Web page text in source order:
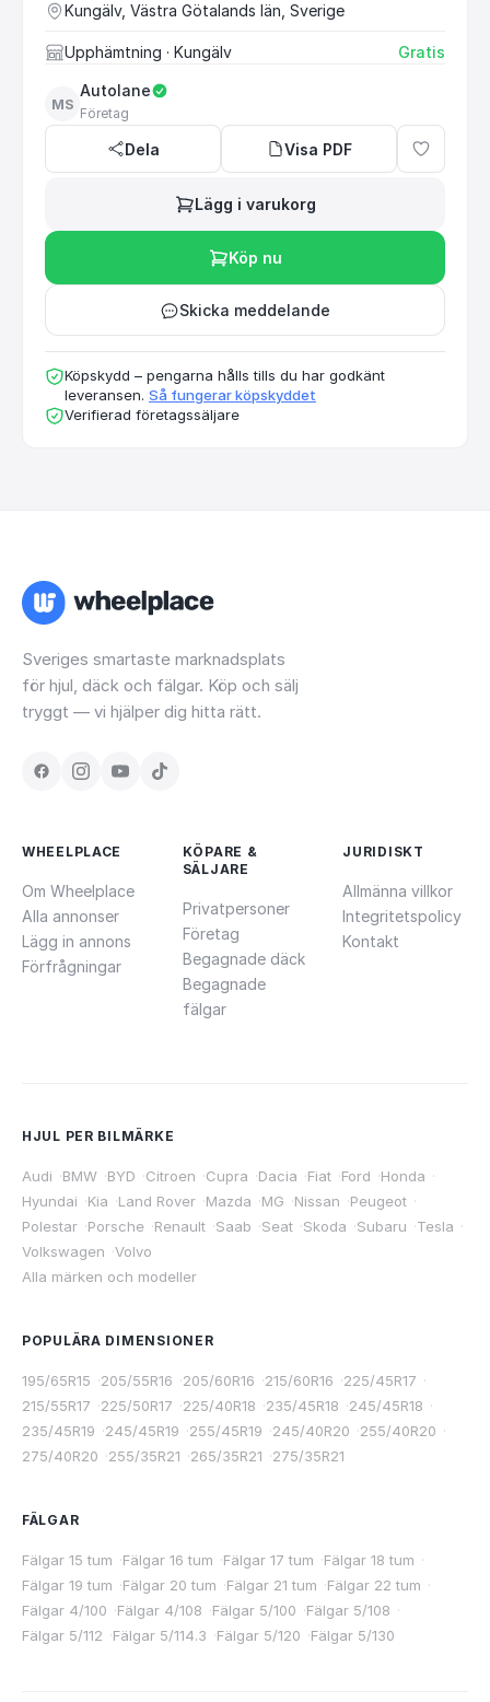
Kungälv, Västra Götalands län, Sverige
Upphämtning · Kungälv Gratis
MS
Autolane
Företag
Dela Visa PDF
Lägg i varukorg
Köp nu
Skicka meddelande
Köpskydd – pengarna hålls tills du har godkänt
leveransen. Så fungerar köpskyddet
Verifierad företagssäljare
Sveriges smartaste marknadsplats
för hjul, däck och fälgar. Köp och sälj
tryggt — vi hjälper dig hitta rätt.
WHEELPLACE
Om Wheelplace
Alla annonser
Lägg in annons
Förfrågningar
KÖPARE &
SÄLJARE
Privatpersoner
Företag
Begagnade däck
Begagnade
fälgar
JURIDISKT
Allmänna villkor
Integritetspolicy
Kontakt
HJUL PER BILMÄRKE
Audi ·BMW ·BYD ·Citroen ·Cupra ·Dacia ·Fiat ·Ford ·Honda ·
Hyundai ·Kia ·Land Rover ·Mazda ·MG ·Nissan ·Peugeot ·
Polestar ·Porsche ·Renault ·Saab ·Seat ·Skoda ·Subaru ·Tesla ·
Volkswagen ·Volvo
Alla märken och modeller
POPULÄRA DIMENSIONER
195/65R15 ·205/55R16 ·205/60R16 ·215/60R16 ·225/45R17 ·
215/55R17 ·225/50R17 ·225/40R18 ·235/45R18 ·245/45R18 ·
235/45R19 ·245/45R19 ·255/45R19 ·245/40R20 ·255/40R20 ·
275/40R20 ·255/35R21 ·265/35R21 ·275/35R21
FÄLGAR
Fälgar 15 tum ·Fälgar 16 tum ·Fälgar 17 tum ·Fälgar 18 tum ·
Fälgar 19 tum ·Fälgar 20 tum ·Fälgar 21 tum ·Fälgar 22 tum ·
Fälgar 4/100 ·Fälgar 4/108 ·Fälgar 5/100 ·Fälgar 5/108 ·
Fälgar 5/112 ·Fälgar 5/114.3 ·Fälgar 5/120 ·Fälgar 5/130